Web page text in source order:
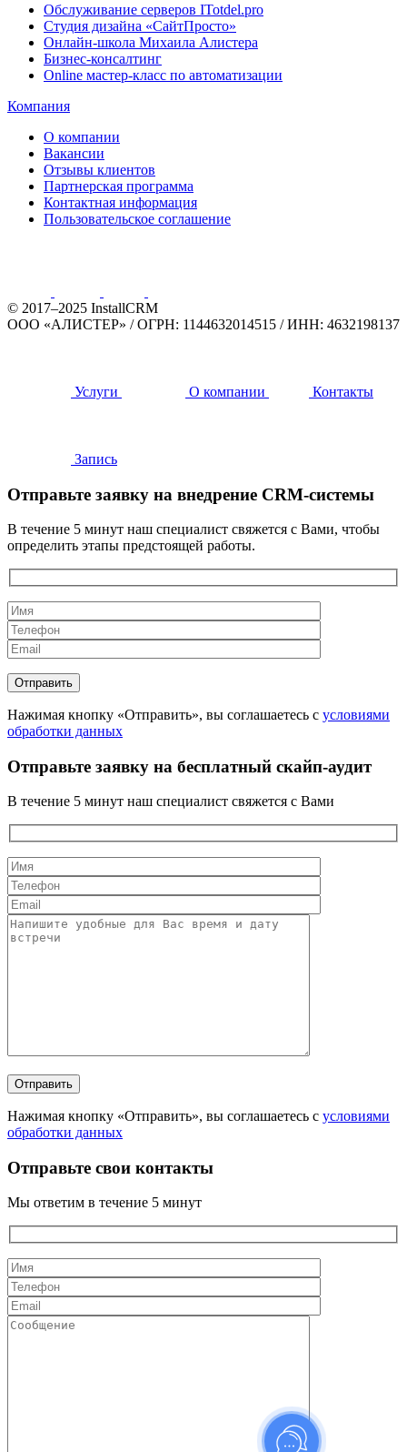
Обслуживание серверов ITotdel.pro
Студия дизайна «СайтПросто»
Онлайн-школа Михаила Алистера
Бизнес-консалтинг
Online мастер-класс по автоматизации
Компания
О компании
Вакансии
Отзывы клиентов
Партнерская программа
Контактная информация
Пользовательское соглашение
© 2017–2025 InstallCRM
ООО «АЛИСТЕР» /ОГРН: 1144632014515 /ИНН: 4632198137
Услуги О компании Контакты
Запись
Отправьте заявку на внедрение CRM-системы
В течение 5 минут наш специалист свяжется с Вами, чтобы
определить этапы предстоящей работы.
Нажимая кнопку «Отправить», вы соглашаетесь с условиями
обработки данных
Отправьте заявку на бесплатный скайп-аудит
В течение 5 минут наш специалист свяжется с Вами
Нажимая кнопку «Отправить», вы соглашаетесь с условиями
обработки данных
Отправьте свои контакты
Мы ответим в течение 5 минут